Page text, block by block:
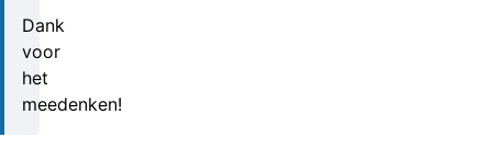
Dank
voor
het
meedenken!